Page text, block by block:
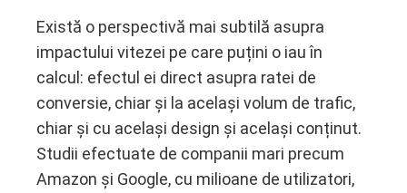
Există o perspectivă mai subtilă asupra
impactului vitezei pe care puțini o iau în
calcul: efectul ei direct asupra ratei de
conversie, chiar și la același volum de trafic,
chiar și cu același design și același conținut.
Studii efectuate de companii mari precum
Amazon și Google, cu milioane de utilizatori,